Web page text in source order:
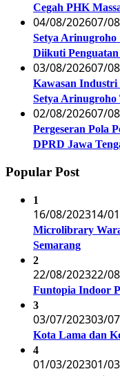
Cegah PHK
04/08/202607/
Setya Arinugroho
Diikuti
03/08/202607/
Kawasan
Setya
02/08/202607/
Pergeseran Pola
DPRD Jawa
Popular Post
1
16/08/202314/
Microlibrary
Semarang
2
22/08/202322/
Funtopia Indoor
3
03/07/202303/
Kota Lama dan
4
01/03/202301/